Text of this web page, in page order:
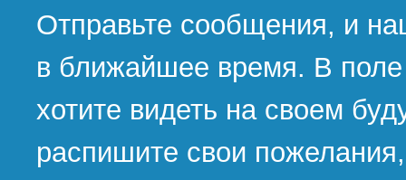
Отправьте сообщения, и
в ближайшее время. В
хотите видеть на своем
распишите свои